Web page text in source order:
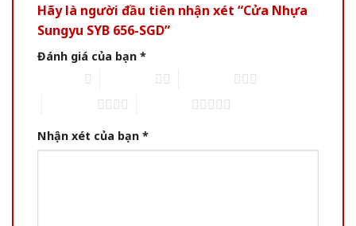
Hãy là người đầu tiên nhận xét “Cửa Nhựa
Sungyu SYB 656-SGD”
Đánh giá của bạn *
Nhận xét của bạn *